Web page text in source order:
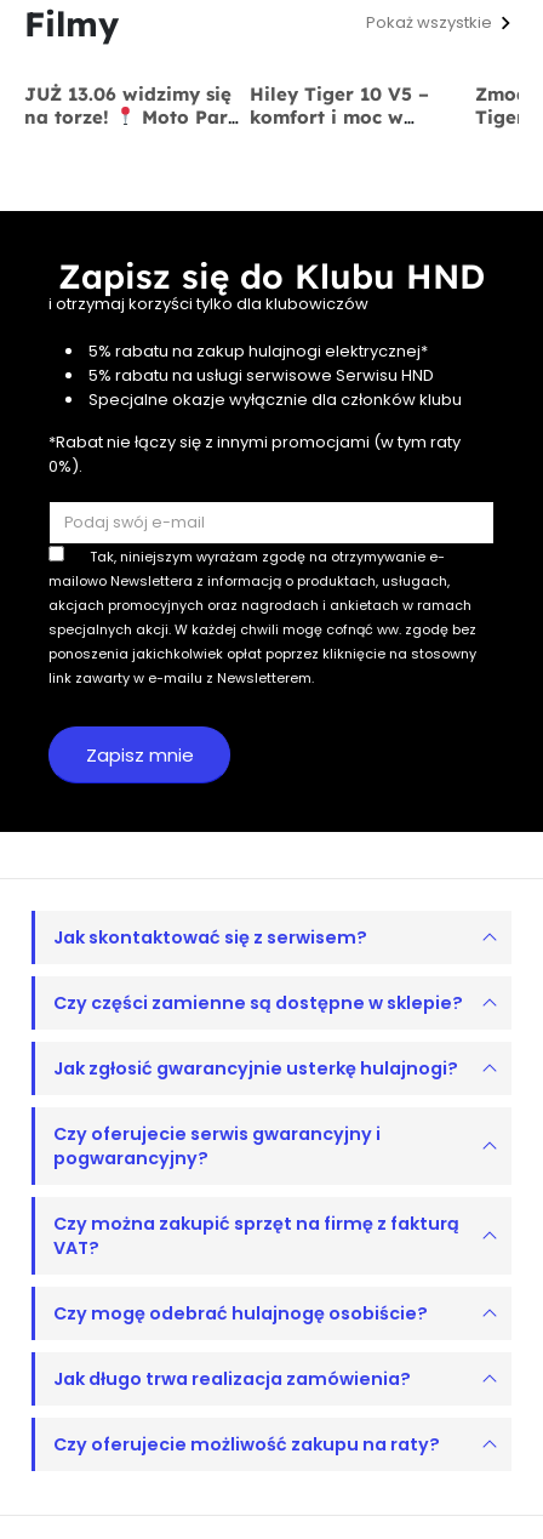
Filmy Pokaż wszystkie
JUŻ 13.06 widzimy się
na torze!
Moto Park
Hiley Tiger 10 V5 –
komfort i moc w
Tiger
Zapisz się do Klubu HND
i otrzymaj korzyści tylko dla klubowiczów
5% rabatu na zakup hulajnogi elektrycznej*
5% rabatu na usługi serwisowe Serwisu HND
Specjalne okazje wyłącznie dla członków klubu
*Rabat nie łączy się z innymi promocjami (w tym raty
0%).
Tak, niniejszym wyrażam zgodę na otrzymywanie e-
mailowo Newslettera z informacją o produktach, usługach,
akcjach promocyjnych oraz nagrodach i ankietach w ramach
specjalnych akcji. W każdej chwili mogę cofnąć ww. zgodę bez
ponoszenia jakichkolwiek opłat poprzez kliknięcie na stosowny
link zawarty w e-mailu z Newsletterem.
Jak skontaktować się z serwisem?
Czy części zamienne są dostępne w sklepie?
Jak zgłosić gwarancyjnie usterkę hulajnogi?
Czy oferujecie serwis gwarancyjny i
pogwarancyjny?
Czy można zakupić sprzęt na firmę z fakturą
VAT?
Czy mogę odebrać hulajnogę osobiście?
Jak długo trwa realizacja zamówienia?
Czy oferujecie możliwość zakupu na raty?